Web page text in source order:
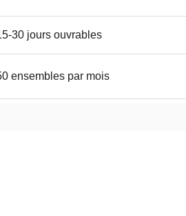
30 jours ouvrables
ensembles par mois